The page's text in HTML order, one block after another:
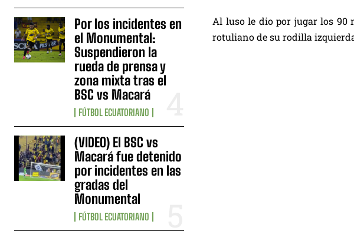
Por los incidentes en
el Monumental:
Suspendieron la
rueda de prensa y
zona mixta tras el
BSC vs Macará
FÚTBOL ECUATORIANO
(VIDEO) El BSC vs
Macará fue detenido
por incidentes en las
gradas del
Monumental
FÚTBOL ECUATORIANO
Al luso le dio por jugar los 90
rotuliano de su rodilla